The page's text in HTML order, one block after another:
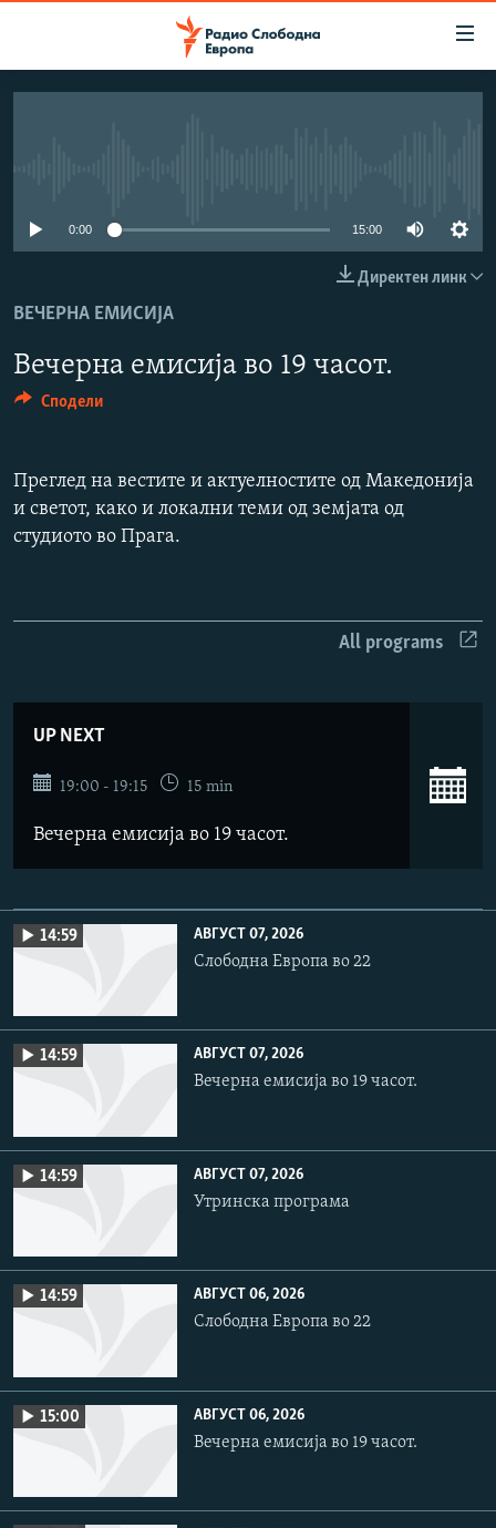
Оди
главната
навигација
на
ВЕСТИ
ПРИЈАВИ СЕ ЗА ЊУЗЛЕТЕР
ПОДКАСТ ЗОШТО?
РСЕ веб страници
0:00 15:00
Директен линк
ВЕЧЕРНА ЕМИСИЈА
Вечерна емисија во 19 часот.
Сподели
Преглед на вестите и актуелностите од Македонија
и светот, како и локални теми од земјата од
студиото во Прага.
All programs
UP NEXT
19:00 - 19:15 15 min
Вечерна емисија во 19 часот.
14:59 АВГУСТ 07, 2026
Слободна Европа во 22
14:59 АВГУСТ 07, 2026
Вечерна емисија во 19 часот.
14:59 АВГУСТ 07, 2026
Утринска програма
14:59 АВГУСТ 06, 2026
Слободна Европа во 22
15:00 АВГУСТ 06, 2026
Вечерна емисија во 19 часот.